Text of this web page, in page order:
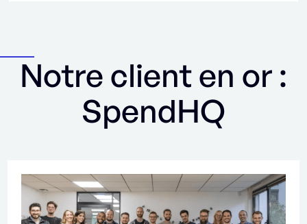
Notre client en or :
SpendHQ